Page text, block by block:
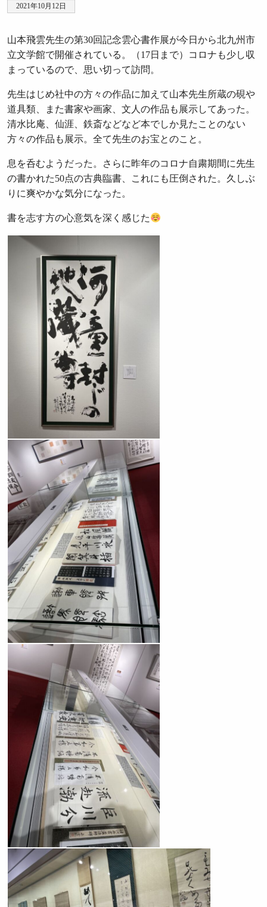
2021年10月12日
山本飛雲先生の第30回記念雲心書作展が今日から北九州市
立文学館で開催されている。（17日まで）コロナも少し収
まっているので、思い切って訪問。
先生はじめ社中の方々の作品に加えて山本先生所蔵の硯や
道具類、また書家や画家、文人の作品も展示してあった。
清水比庵、仙涯、鉄斎などなど本でしか見たことのない
方々の作品も展示。全て先生のお宝とのこと。
息を呑むようだった。さらに昨年のコロナ自粛期間に先生
の書かれた50点の古典臨書、これにも圧倒された。久しぶ
りに爽やかな気分になった。
書を志す方の心意気を深く感じた